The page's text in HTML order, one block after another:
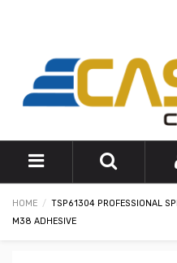
HOME
TSP61304 PROFESSIONAL
M38 ADHESIVE